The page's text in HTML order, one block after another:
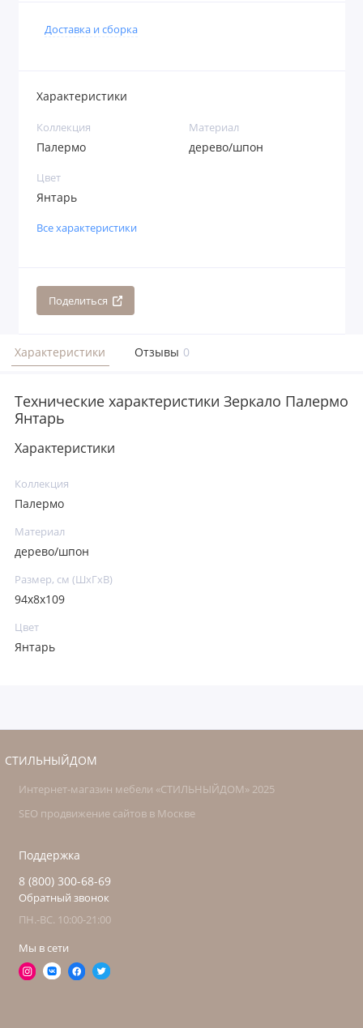
Доставка и сборка
Характеристики
Коллекция
Палермо
Материал
дерево/шпон
Цвет
Янтарь
Все характеристики
Поделиться
Характеристики Отзывы 0
Технические характеристики Зеркало Палермо
Янтарь
Характеристики
Коллекция
Палермо
Материал
дерево/шпон
Размер, см (ШхГхВ)
94х8х109
Цвет
Янтарь
СТИЛЬНЫЙДОМ
Интернет-магазин мебели «СТИЛЬНЫЙДОМ» 2025
SEO продвижение сайтов в Москве
Поддержка
8 (800) 300-68-69
Обратный звонок
ПН.-ВС. 10:00-21:00
Мы в сети